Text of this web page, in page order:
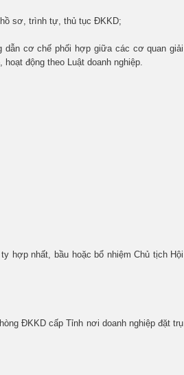
hồ sơ, trình tự, thủ tục ĐKKD;
dẫn cơ chế phối hợp giữa các cơ quan giải
động theo Luật doanh nghiệp.
hợp nhất, bầu hoặc bổ nhiệm Chủ tịch Hội
ĐKKD cấp Tỉnh nơi doanh nghiệp đặt trụ